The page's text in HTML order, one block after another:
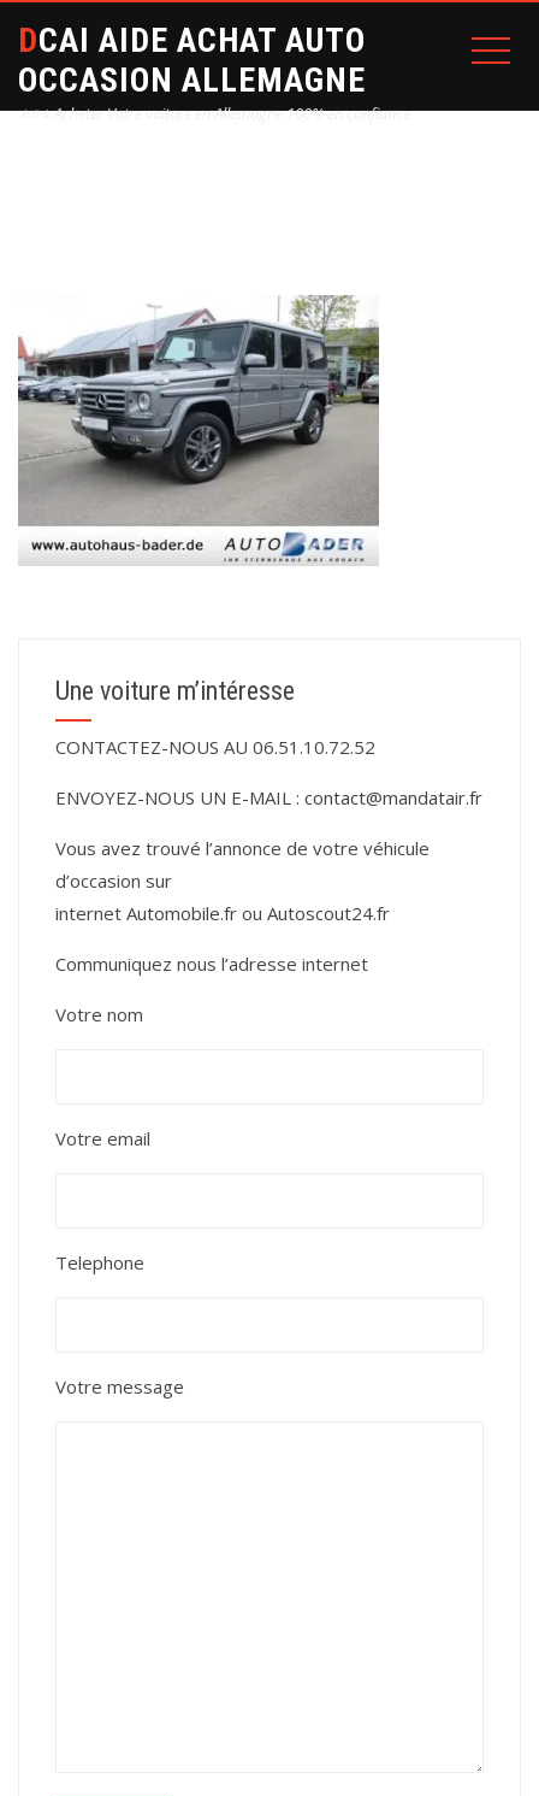
DCAI AIDE ACHAT AUTO
OCCASION ALLEMAGNE
⭐⭐⭐ Acheter Votre voiture en Allemagne 100% en confiance
Une voiture m’intéresse
CONTACTEZ-NOUS AU 06.51.10.72.52
ENVOYEZ-NOUS UN E-MAIL : contact@mandatair.fr
Vous avez trouvé l’annonce de votre véhicule
d’occasion sur
internet Automobile.fr ou Autoscout24.fr
Communiquez nous l’adresse internet
Votre nom
Votre email
Telephone
Votre message